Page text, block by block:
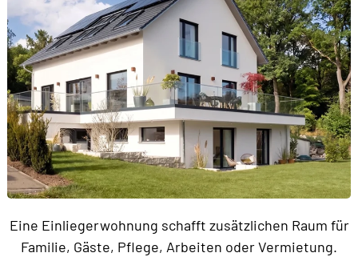
Eine Einliegerwohnung schafft zusätzlichen Raum für
Familie, Gäste, Pflege, Arbeiten oder Vermietung.